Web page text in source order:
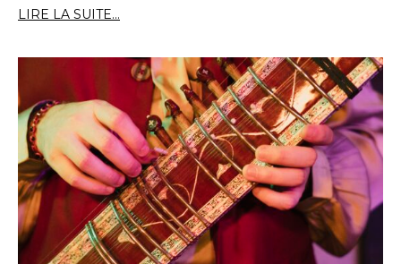
LIRE LA SUITE...